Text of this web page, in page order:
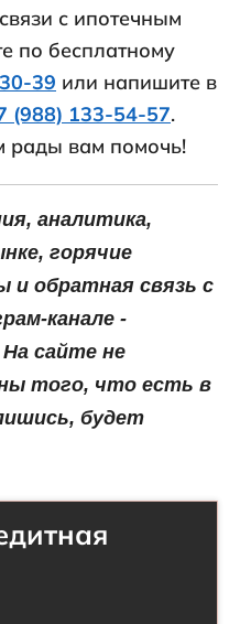
с ипотечным
по бесплатному
39 или напишите в
(988) 133-54-57.
рады вам помочь!
аналитика,
горячие
и обратная связь с
канале -
На сайте не
того, что есть в
будет